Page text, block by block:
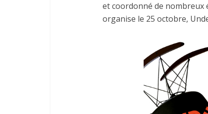
et coordonné de nombreux
organise le 25 octobre,